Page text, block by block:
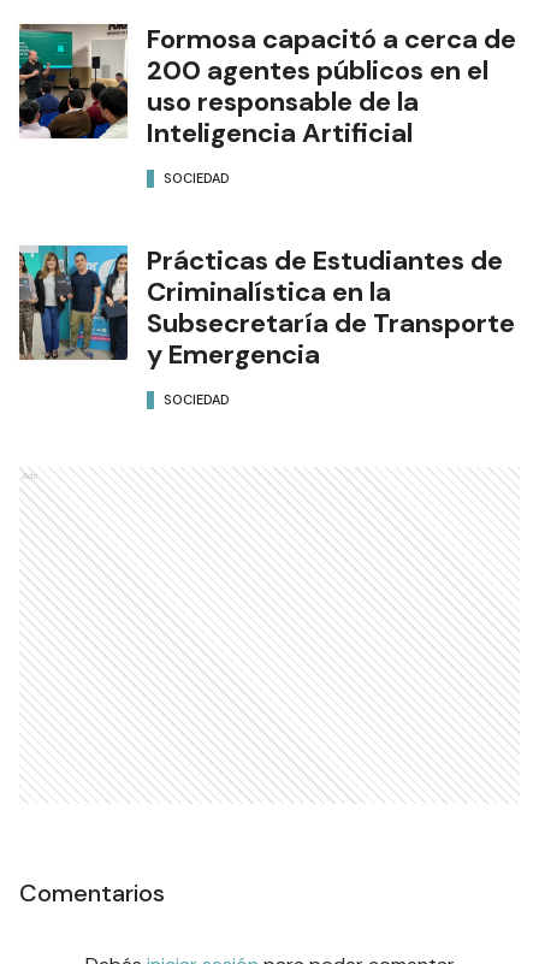
Formosa capacitó a cerca de
200 agentes públicos en el
uso responsable de la
Inteligencia Artificial
SOCIEDAD
Prácticas de Estudiantes de
Criminalística en la
Subsecretaría de Transporte
y Emergencia
SOCIEDAD
Ads
Comentarios